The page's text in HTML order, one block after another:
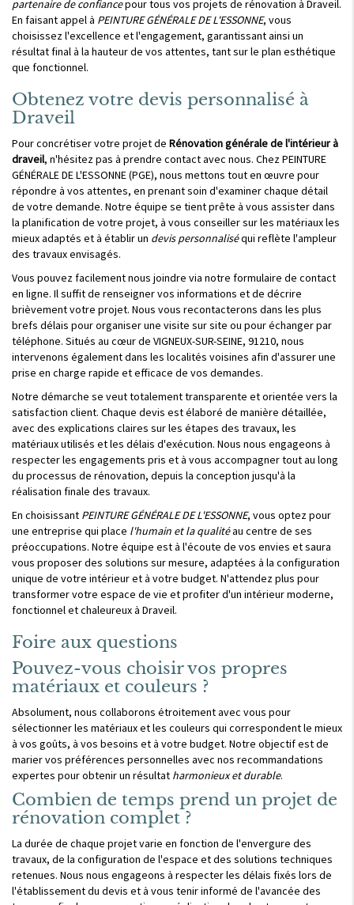
partenaire de confiancepour tous vos projets de rénovation à Draveil.
En faisant appel à PEINTURE GÉNÉRALE DE L'ESSONNE, vous
choisissez l'excellence et l'engagement, garantissant ainsi un
résultat final à la hauteur de vos attentes, tant sur le plan esthétique
que fonctionnel.
Obtenez votre devis personnalisé à
Draveil
Pour concrétiser votre projet de Rénovation générale de l'intérieur à
draveil, n'hésitez pas à prendre contact avec nous. Chez PEINTURE
GÉNÉRALE DE L'ESSONNE (PGE), nous mettons tout en œuvre pour
répondre à vos attentes, en prenant soin d'examiner chaque détail
de votre demande. Notre équipe se tient prête à vous assister dans
la planification de votre projet, à vous conseiller sur les matériaux les
mieux adaptés et à établir un devis personnaliséqui reflète l'ampleur
des travaux envisagés.
Vous pouvez facilement nous joindre via notre formulaire de contact
en ligne. Il suffit de renseigner vos informations et de décrire
brièvement votre projet. Nous vous recontacterons dans les plus
brefs délais pour organiser une visite sur site ou pour échanger par
téléphone. Situés au cœur de VIGNEUX-SUR-SEINE, 91210, nous
intervenons également dans les localités voisines afin d'assurer une
prise en charge rapide et efficace de vos demandes.
Notre démarche se veut totalement transparente et orientée vers la
satisfaction client. Chaque devis est élaboré de manière détaillée,
avec des explications claires sur les étapes des travaux, les
matériaux utilisés et les délais d'exécution. Nous nous engageons à
respecter les engagements pris et à vous accompagner tout au long
du processus de rénovation, depuis la conception jusqu'à la
réalisation finale des travaux.
En choisissant PEINTURE GÉNÉRALE DE L'ESSONNE, vous optez pour
une entreprise qui place l'humain et la qualitéau centre de ses
préoccupations. Notre équipe est à l'écoute de vos envies et saura
vous proposer des solutions sur mesure, adaptées à la configuration
unique de votre intérieur et à votre budget. N'attendez plus pour
transformer votre espace de vie et profiter d'un intérieur moderne,
fonctionnel et chaleureux à Draveil.
Foire aux questions
Pouvez-vous choisir vos propres
matériaux et couleurs ?
Absolument, nous collaborons étroitement avec vous pour
sélectionner les matériaux et les couleurs qui correspondent le mieux
à vos goûts, à vos besoins et à votre budget. Notre objectif est de
marier vos préférences personnelles avec nos recommandations
expertes pour obtenir un résultat harmonieux et durable.
Combien de temps prend un projet de
rénovation complet ?
La durée de chaque projet varie en fonction de l'envergure des
travaux, de la configuration de l'espace et des solutions techniques
retenues. Nous nous engageons à respecter les délais fixés lors de
l'établissement du devis et à vous tenir informé de l'avancée des